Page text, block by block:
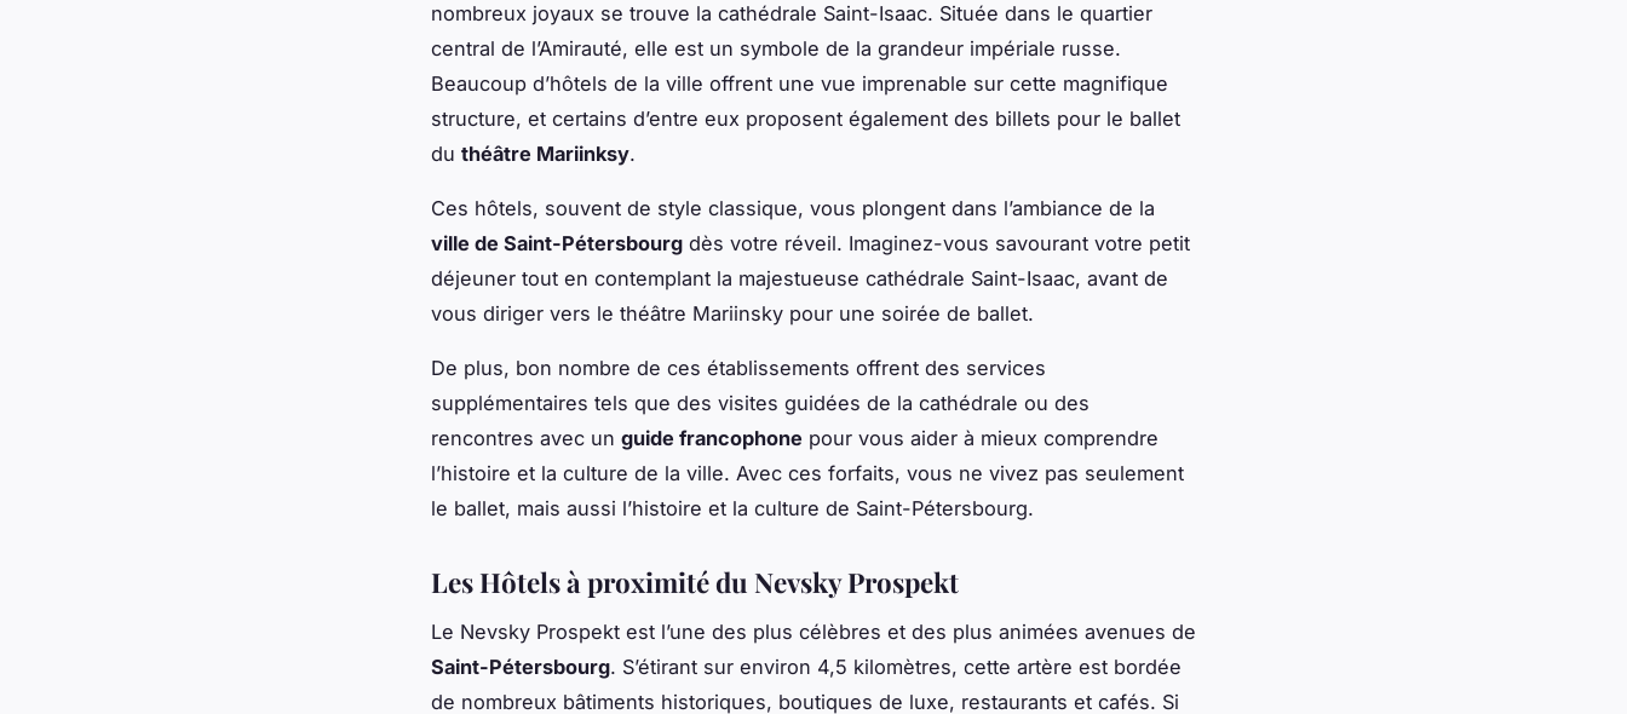
nombreux joyaux se trouve la cathédrale Saint-Isaac. Située dans le quartier
central de l’Amirauté, elle est un symbole de la grandeur impériale russe.
Beaucoup d’hôtels de la ville offrent une vue imprenable sur cette magnifique
structure, et certains d’entre eux proposent également des billets pour le ballet
du théâtre Mariinksy.
Ces hôtels, souvent de style classique, vous plongent dans l’ambiance de la
ville de Saint-Pétersbourg dès votre réveil. Imaginez-vous savourant votre petit
déjeuner tout en contemplant la majestueuse cathédrale Saint-Isaac, avant de
vous diriger vers le théâtre Mariinsky pour une soirée de ballet.
De plus, bon nombre de ces établissements offrent des services
supplémentaires tels que des visites guidées de la cathédrale ou des
rencontres avec un guide francophone pour vous aider à mieux comprendre
l’histoire et la culture de la ville. Avec ces forfaits, vous ne vivez pas seulement
le ballet, mais aussi l’histoire et la culture de Saint-Pétersbourg.
Les Hôtels à proximité du Nevsky Prospekt
Le Nevsky Prospekt est l’une des plus célèbres et des plus animées avenues de
Saint-Pétersbourg. S’étirant sur environ 4,5 kilomètres, cette artère est bordée
de nombreux bâtiments historiques, boutiques de luxe, restaurants et cafés. Si